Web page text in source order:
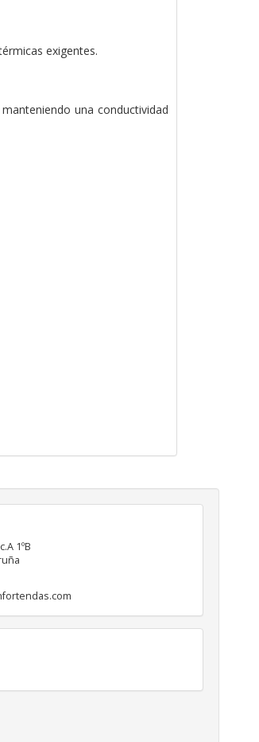
exigentes.
una conductividad
1ºB